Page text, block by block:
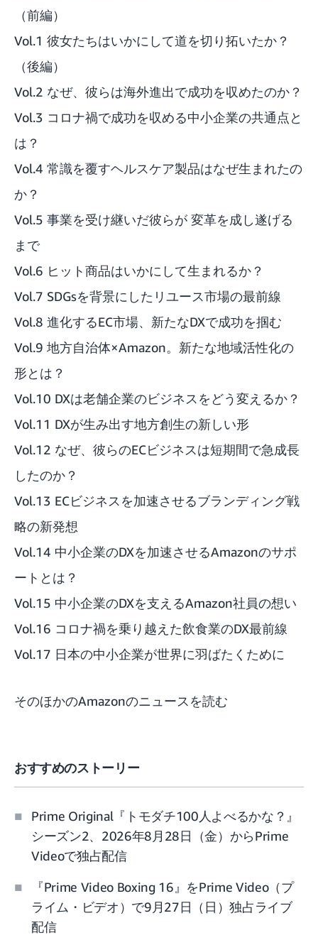
（前編）
Vol.1 彼女たちはいかにして道を切り拓いたか？
（後編）
Vol.2 なぜ、彼らは海外進出で成功を収めたのか？
Vol.3 コロナ禍で成功を収める中小企業の共通点と
は？
Vol.4 常識を覆すヘルスケア製品はなぜ生まれたの
か？
Vol.5 事業を受け継いだ彼らが 変革を成し遂げる
まで
Vol.6 ヒット商品はいかにして生まれるか？
Vol.7 SDGsを背景にしたリユース市場の最前線
Vol.8 進化するEC市場、新たなDXで成功を掴む
Vol.9 地方自治体×Amazon。新たな地域活性化の
形とは？
Vol.10 DXは老舗企業のビジネスをどう変えるか？
Vol.11 DXが生み出す地方創生の新しい形
Vol.12 なぜ、彼らのECビジネスは短期間で急成長
したのか？
Vol.13 ECビジネスを加速させるブランディング戦
略の新発想
Vol.14 中小企業のDXを加速させるAmazonのサポ
ートとは？
Vol.15 中小企業のDXを支えるAmazon社員の想い
Vol.16 コロナ禍を乗り越えた飲食業のDX最前線
Vol.17 日本の中小企業が世界に羽ばたくために
そのほかのAmazonのニュースを読む
おすすめのストーリー
Prime Original『トモダチ100人よべるかな？』
シーズン2、2026年8月28日（金）からPrime
Videoで独占配信
『Prime Video Boxing 16』をPrime Video（プ
ライム・ビデオ）で9月27日（日）独占ライブ
配信